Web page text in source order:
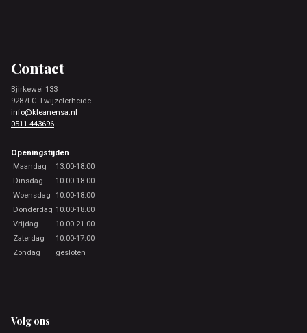
Contact
Bjirkewei 133
9287LC Twijzelerheide
info@kleanensa.nl
0511-443696
Openingstijden
Maandag
13.00-18.00
Dinsdag
10.00-18.00
Woensdag 10.00-18.00
Donderdag 10.00-18.00
Vrijdag
10.00-21.00
Zaterdag
10.00-17.00
Zondag
gesloten
Volg ons